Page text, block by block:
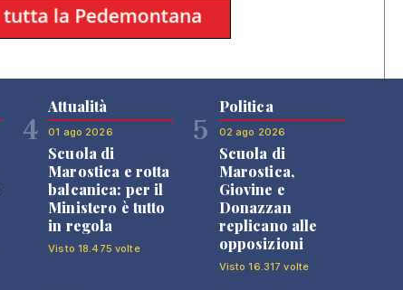
4
Attualità
01 ago 2026
Scuola di
Marostica e rotta
balcanica: per il
Ministero è tutto
in regola
Visto 18.475 volte
5
Politica
02 ago 2026
Scuola di
Marostica,
Giovine e
Donazzan
replicano alle
opposizioni
Visto 16.317 volte